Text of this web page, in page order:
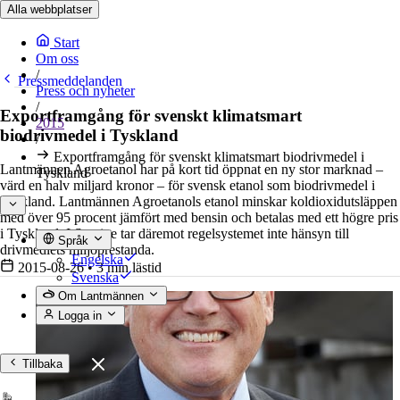
Alla webbplatser
Start
Om oss
/
Press och nyheter
/
2015
/
Exportframgång för svenskt klimatsmart biodrivmedel i
Tyskland
Språk
Engelska
Svenska
Om Lantmännen
Logga in
Tillbaka
Pressmeddelanden
Exportframgång för svenskt klimatsmart
biodrivmedel i Tyskland
Lantmännen Agroetanol har på kort tid öppnat en ny stor marknad –
värd en halv miljard kronor – för svensk etanol som biodrivmedel i
Tyskland. Lantmännen Agroetanols etanol minskar koldioxidutsläppen
med över 95 procent jämfört med bensin och betalas med ett högre pris
i Tyskland. I Sverige tar däremot regelsystemet inte hänsyn till
drivmedlets miljöprestanda.
2015-08-26• 3 min lästid